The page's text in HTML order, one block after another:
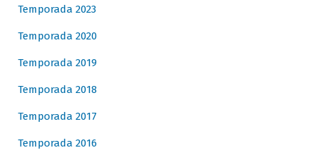
Temporada 2023
Temporada 2020
Temporada 2019
Temporada 2018
Temporada 2017
Temporada 2016